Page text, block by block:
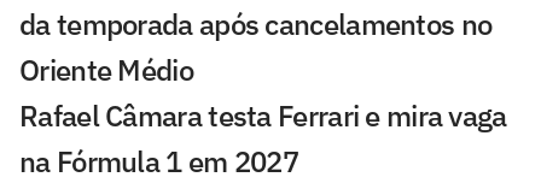
da temporada após cancelamentos no
Oriente Médio
Rafael Câmara testa Ferrari e mira vaga
na Fórmula 1 em 2027